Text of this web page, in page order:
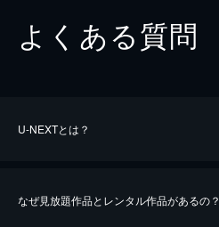
よくある質問
U-NEXTとは？
なぜ見放題作品とレンタル作品があるの？